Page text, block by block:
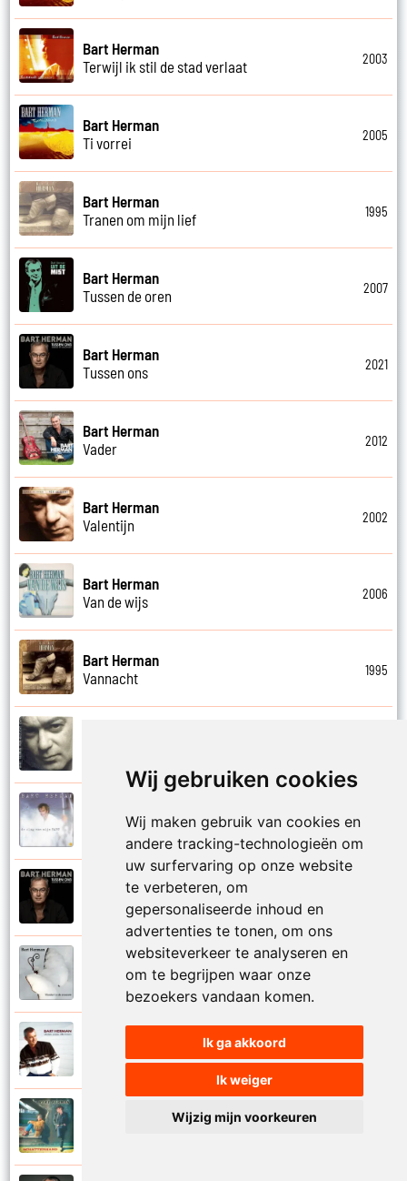
Wij gebruiken cookies
Wij maken gebruik van cookies en
andere tracking-technologieën om
uw surfervaring op onze website
te verbeteren, om
gepersonaliseerde inhoud en
advertenties te tonen, om ons
websiteverkeer te analyseren en
om te begrijpen waar onze
bezoekers vandaan komen.
Ik ga akkoord
Ik weiger
Wijzig mijn voorkeuren
Bart Herman
Terwijl ik stil de stad verlaat
2003
Bart Herman
Ti vorrei
2005
Bart Herman
Tranen om mijn lief
1995
Bart Herman
Tussen de oren
2007
Bart Herman
Tussen ons
2021
Bart Herman
Vader
2012
Bart Herman
Valentijn
2002
Bart Herman
Van de wijs
2006
Bart Herman
Vannacht
1995
Bart Herman
Vertrouwelijk
Bart Herman
Victoria
Bart Herman
Vlinder in de sneeuw
Vlinders passie stille tranen